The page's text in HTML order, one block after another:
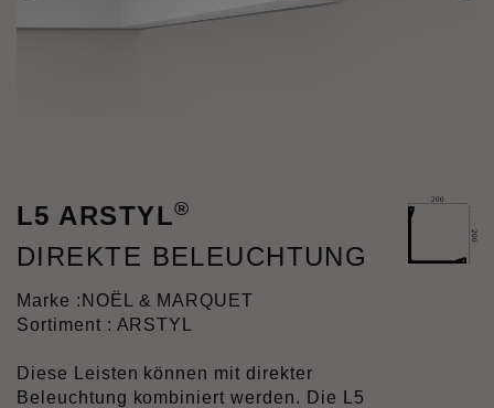
L5 ARSTYL®
DIREKTE BELEUCHTUNG
Marke : NOËL & MARQUET
Sortiment : ARSTYL
Diese Leisten können mit direkter
Beleuchtung kombiniert werden. Die L5